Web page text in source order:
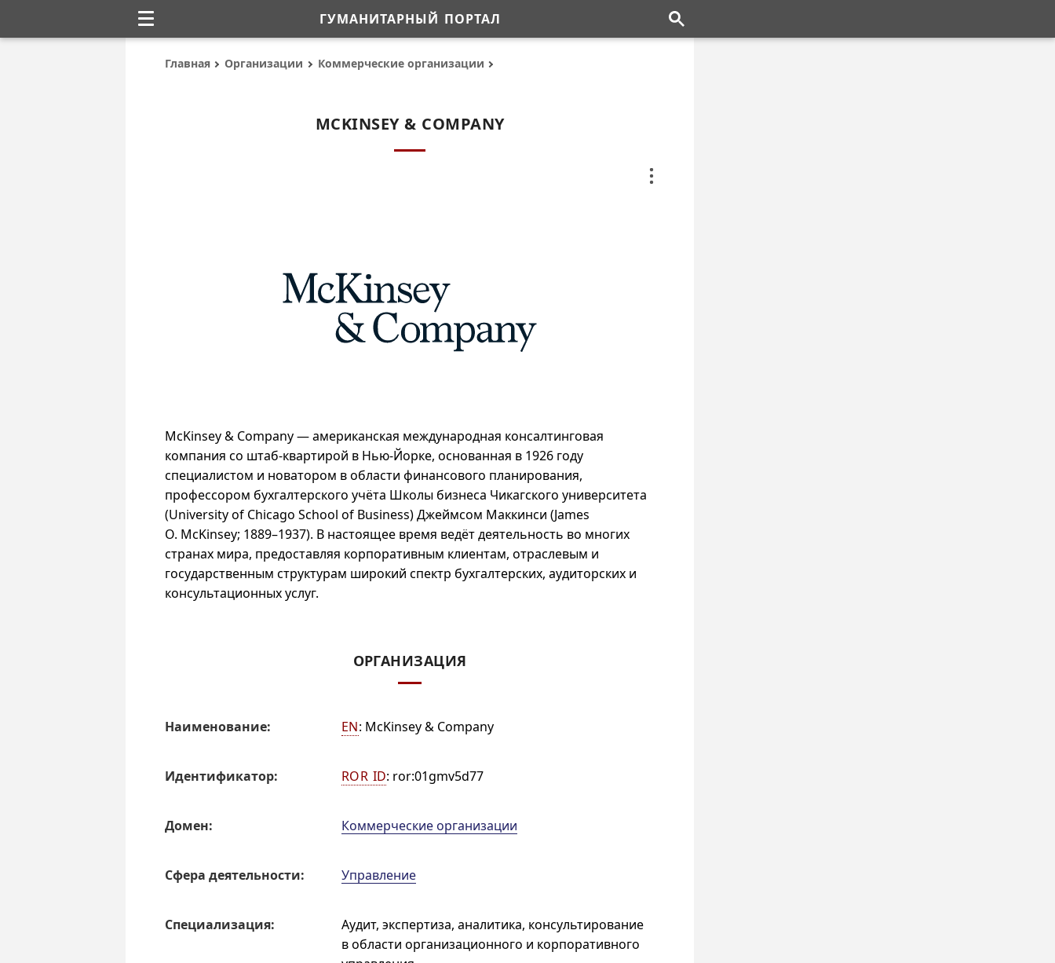
ГУМАНИТАРНЫЙ ПОРТАЛ
Главная Организации Коммерческие организации
MCKINSEY & COMPANY
McKinsey & Company— американская международная консалтинговая
компания со штаб-квартирой в Нью-Йорке, основанная в 1926 году
специалистом и новатором в области финансового планирования,
профессором бухгалтерского учёта Школы бизнеса Чикагского университета
(University of Chicago School of Business) Джеймсом Маккинси (James
O. McKinsey; 1889–1937). В настоящее время ведёт деятельность во многих
странах мира, предоставляя корпоративным клиентам, отраслевым и
государственным структурам широкий спектр бухгалтерских, аудиторских и
консультационных услуг.
ОРГАНИЗАЦИЯ
Наиме­но­ва­ние: EN: McKinsey & Company
Иденти­фи­катор: ROR ID: ror:01gmv5d77
Домен: Коммерческие организации
Сфера деятель­ности: Управление
Специали­зация:
Аудит, экспертиза, аналитика, консультирование
в области организационного и корпоративного